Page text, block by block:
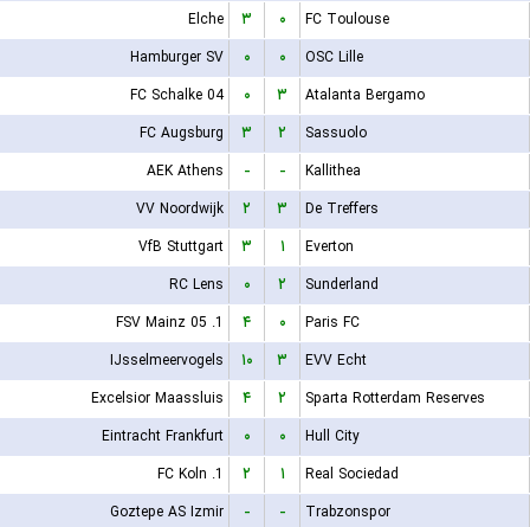
Elche
۳ ۰
FC Toulouse
Hamburger SV
۰ ۰
OSC Lille
FC Schalke 04
۰ ۳
Atalanta Bergamo
FC Augsburg
۳ ۲
Sassuolo
AEK Athens
- -
Kallithea
VV Noordwijk
۲ ۳
De Treffers
VfB Stuttgart
۳ ۱
Everton
RC Lens
۰ ۲
Sunderland
1. FSV Mainz 05
۴ ۰
Paris FC
IJsselmeervogels
۱۰ ۳
EVV Echt
Excelsior Maassluis
۴ ۲
Sparta Rotterdam Reserves
Eintracht Frankfurt
۰ ۰
Hull City
1. FC Koln
۲ ۱
Real Sociedad
Goztepe AS Izmir
- -
Trabzonspor